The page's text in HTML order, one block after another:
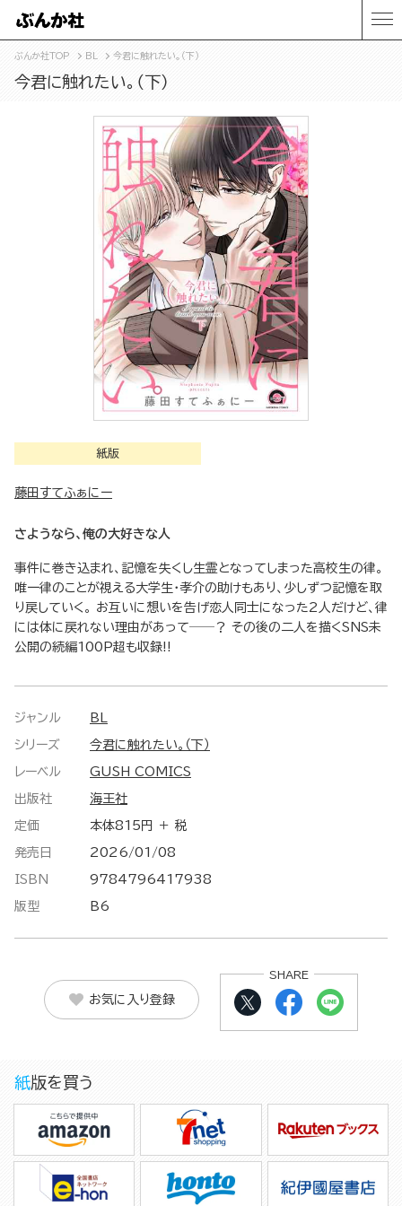
ぶんか社TOP BL 今君に触れたい。（下）
今君に触れたい。（下）
紙版
藤田すてふぁにー
さようなら、俺の大好きな人
事件に巻き込まれ、記憶を失くし生霊となってしまった高校生の律。
唯一律のことが視える大学生・孝介の助けもあり、少しずつ記憶を取
り戻していく。 お互いに想いを告げ恋人同士になった2人だけど、律
には体に戻れない理由があって──？ その後の二人を描くSNS未
公開の続編100P超も収録!!
ジャンル BL
シリーズ 今君に触れたい。（下）
レーベル GUSH COMICS
出版社 海王社
定価 本体815円 ＋ 税
発売日 2026/01/08
ISBN 9784796417938
版型 B6
お気に入り登録
SHARE
紙版を買う